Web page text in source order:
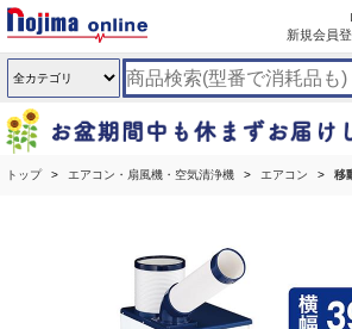
新規会員
トップ エアコン・扇風機・空気清浄機 エアコン 移